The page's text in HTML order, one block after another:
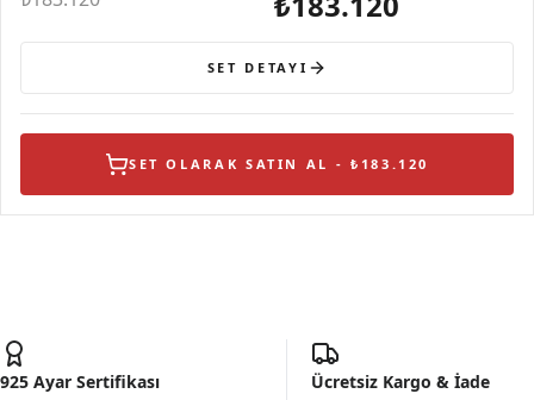
SET DETAYI
SET OLARAK SATIN AL - ₺183.120
925 Ayar Sertifikası
Ücretsiz Kargo & İade